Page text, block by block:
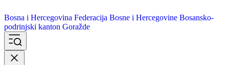
Bosna i Hercegovina
podrinjski kanton Goražde